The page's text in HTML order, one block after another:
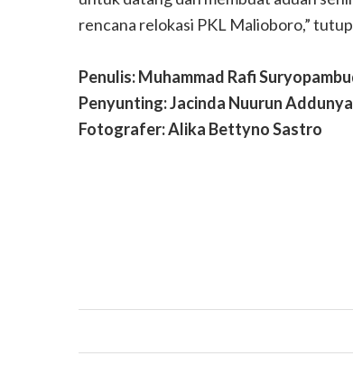
rencana relokasi PKL Malioboro,”
Penulis: Muhammad Rafi
Penyunting: Jacinda Nuurun
Fotografer: Alika Bettyno Sastro
Gunungkidul Yu Par,